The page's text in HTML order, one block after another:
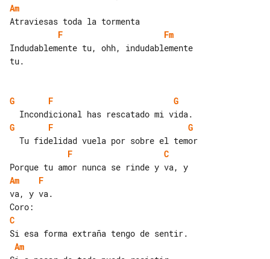
Am
F
Fm
Indudablemente tu, ohh, indudablemente
tu.
G F
G
G
F
G
F
C
Am
F
va, y va.
C
Am